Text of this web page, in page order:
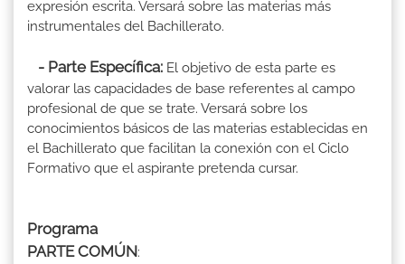
expresión escrita. Versará sobre las materias más
instrumentales del Bachillerato.
- Parte Específica: El objetivo de esta parte es
valorar las capacidades de base referentes al campo
profesional de que se trate. Versará sobre los
conocimientos básicos de las materias establecidas en
el Bachillerato que facilitan la conexión con el Ciclo
Formativo que el aspirante pretenda cursar.
Programa
PARTE COMÚN: